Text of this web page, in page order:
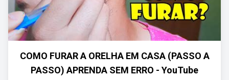
COMO FURAR A ORELHA EM CASA (PASSO A
PASSO) APRENDA SEM ERRO - YouTube